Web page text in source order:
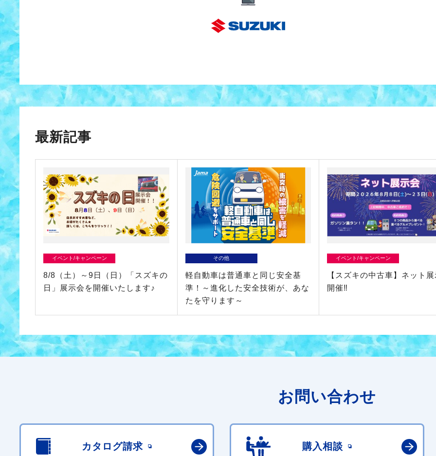
最新記事
イベント/キャンペーン
8/8（土）～9日（日）「スズキの
日」展示会を開催いたします♪
その他
軽自動車は普通車と同じ安全基
準！～進化した安全技術が、あな
たを守ります～
イベント/キャンペーン
【スズキの中古車】ネット
開催‼
お問い合わせ
カタログ請求 購入相談